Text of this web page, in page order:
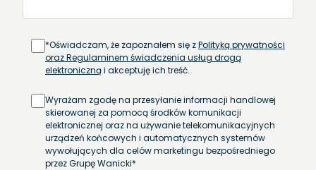
*Oświadczam, że zapoznałem się zPolityką prywatności
oraz Regulaminem świadczenia usług drogą
elektronicznąi akceptuję ich treść.
Wyrażam zgodę na przesyłanie informacji handlowej
skierowanej za pomocą środków komunikacji
elektronicznej oraz na używanie telekomunikacyjnych
urządzeń końcowych i automatycznych systemów
wywołujących dla celów marketingu bezpośredniego
przez Grupę Wanicki*